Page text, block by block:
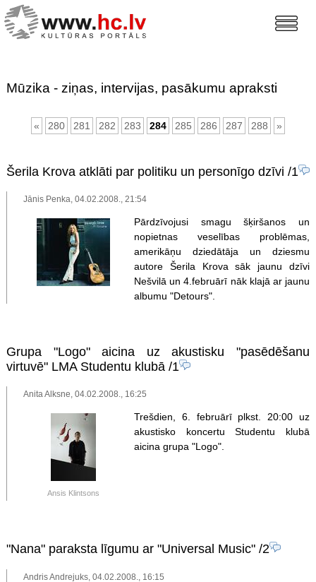
Mūzika - ziņas, intervijas, pasākumu apraksti
« 280 281 282 283 284 285 286 287 288 »
Šerila Krova atklāti par politiku un personīgo dzīvi /1
Jānis Penka, 04.02.2008., 21:54
Pārdzīvojusi smagu šķiršanos un
nopietnas veselības problēmas,
amerikāņu dziedātāja un dziesmu
autore Šerila Krova sāk jaunu dzīvi
Nešvilā un 4.februārī nāk klajā ar jaunu
albumu "Detours".
Grupa "Logo" aicina uz akustisku "pasēdēšanu
virtuvē" LMA Studentu klubā/1
Anita Alksne, 04.02.2008., 16:25
Ansis Klintsons
Trešdien, 6. februārī plkst. 20:00 uz
akustisko koncertu Studentu klubā
aicina grupa "Logo".
"Nana" paraksta līgumu ar "Universal Music"/2
Andris Andrejuks, 04.02.2008., 16:15